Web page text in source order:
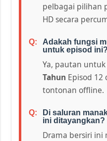
pelbagai pilihan
HD secara
Adakah fungsi
untuk episod ini?
Ya, pautan
Tahun Episod
tontonan offline.
Di saluran
ini ditayangkan?
Drama bersiri ini